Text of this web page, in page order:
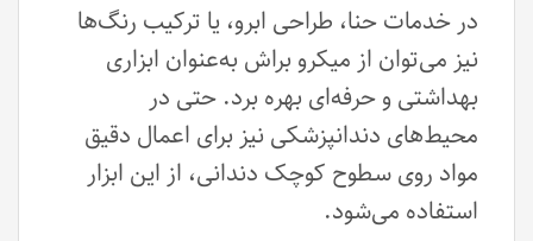
در خدمات حنا، طراحی ابرو، یا ترکیب رنگ‌ها
نیز می‌توان از میکرو براش به‌عنوان ابزاری
بهداشتی و حرفه‌ای بهره برد. حتی در
محیط‌های دندانپزشکی نیز برای اعمال دقیق
مواد روی سطوح کوچک دندانی، از این ابزار
استفاده می‌شود.